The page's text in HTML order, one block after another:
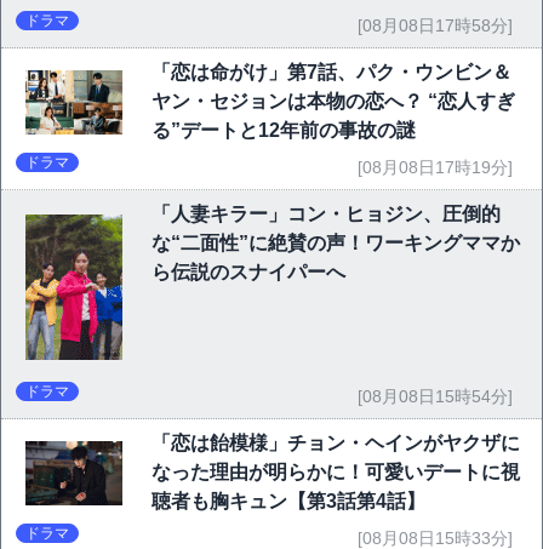
ドラマ [08月08日17時58分]
「恋は命がけ」第7話、パク・ウンビン＆
ヤン・セジョンは本物の恋へ？ “恋人すぎ
る”デートと12年前の事故の謎
ドラマ [08月08日17時19分]
「人妻キラー」コン・ヒョジン、圧倒的
な“二面性”に絶賛の声！ワーキングママか
ら伝説のスナイパーへ
ドラマ [08月08日15時54分]
「恋は飴模様」チョン・ヘインがヤクザに
なった理由が明らかに！可愛いデートに視
聴者も胸キュン【第3話第4話】
ドラマ [08月08日15時33分]